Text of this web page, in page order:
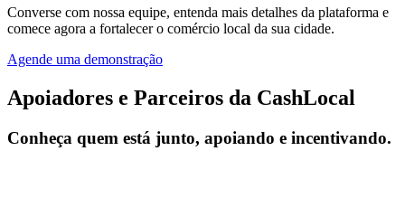
Converse com nossa equipe, entenda mais detalhes da plataforma e
comece agora a fortalecer o comércio local da sua cidade.
Agende uma demonstração
Apoiadores e Parceiros da CashLocal
Conheça quem está junto, apoiando e incentivando.